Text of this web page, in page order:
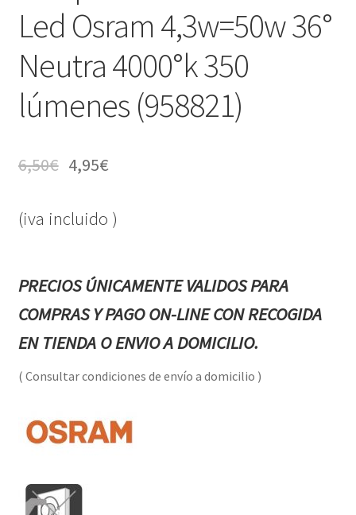
Led Osram 4,3w=50w 36°
Neutra 4000°k 350
lúmenes (958821)
6,50€ 4,95€
(iva incluido )
PRECIOS ÚNICAMENTE VALIDOS PARA
COMPRAS Y PAGO ON-LINE CON RECOGIDA
EN TIENDA O ENVIO A DOMICILIO.
( Consultar condiciones de envío a domicilio )